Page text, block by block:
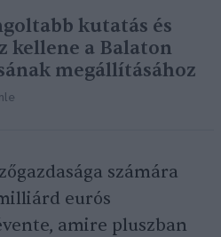
kutatás és
kellene a Balaton
megállításához
számára
eurós
amire pluszban